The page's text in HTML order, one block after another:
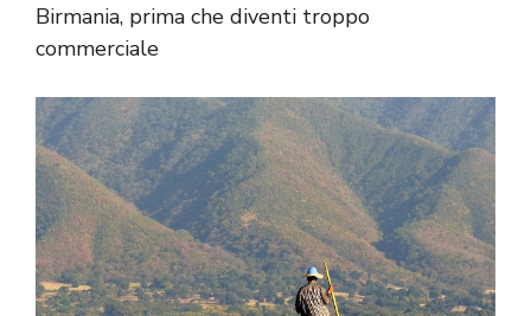
Birmania, prima che diventi troppo
commerciale